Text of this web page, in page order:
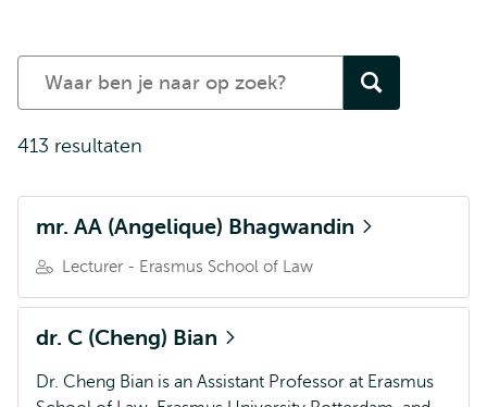
researcher
413 resultaten
mr. AA (Angelique) Bhagwandin
Lecturer - Erasmus School of Law
dr. C (Cheng) Bian
Dr. Cheng Bian is an Assistant Professor at Erasmus